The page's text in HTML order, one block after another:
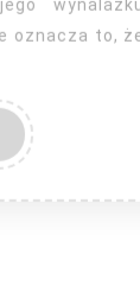
oznacza to,